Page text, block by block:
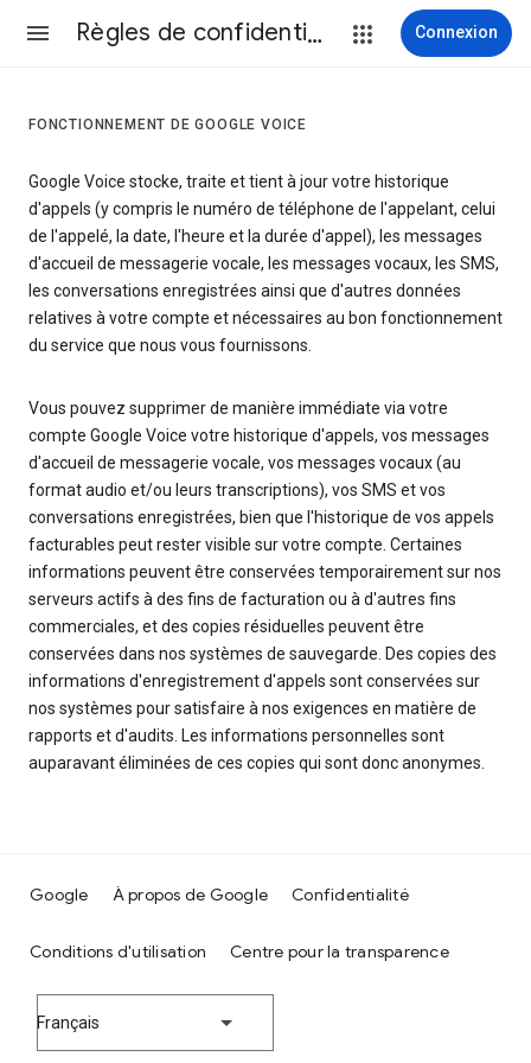
Règles de confidentialité et conditions d’utilisation Connexion
FONCTIONNEMENT DE GOOGLE VOICE
Google Voice stocke, traite et tient à jour votre historique
d'appels (y compris le numéro de téléphone de l'appelant, celui
de l'appelé, la date, l'heure et la durée d'appel), les messages
d'accueil de messagerie vocale, les messages vocaux, les SMS,
les conversations enregistrées ainsi que d'autres données
relatives à votre compte et nécessaires au bon fonctionnement
du service que nous vous fournissons.
Vous pouvez supprimer de manière immédiate via votre
compte Google Voice votre historique d'appels, vos messages
d'accueil de messagerie vocale, vos messages vocaux (au
format audio et/ou leurs transcriptions), vos SMS et vos
conversations enregistrées, bien que l'historique de vos appels
facturables peut rester visible sur votre compte. Certaines
informations peuvent être conservées temporairement sur nos
serveurs actifs à des fins de facturation ou à d'autres fins
commerciales, et des copies résiduelles peuvent être
conservées dans nos systèmes de sauvegarde. Des copies des
informations d'enregistrement d'appels sont conservées sur
nos systèmes pour satisfaire à nos exigences en matière de
rapports et d'audits. Les informations personnelles sont
auparavant éliminées de ces copies qui sont donc anonymes.
Google À propos de Google Confidentialité
Conditions d'utilisation Centre pour la transparence
Français